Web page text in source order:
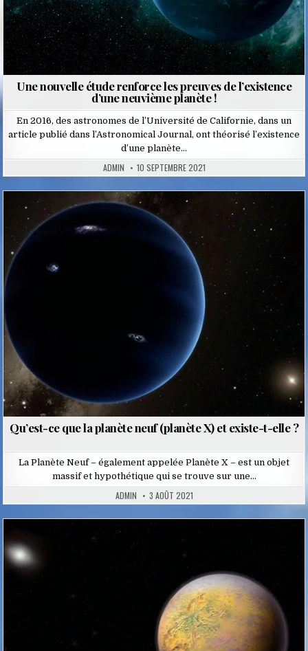
Une nouvelle étude renforce les preuves de l’existence
d’une neuvième planète !
En 2016, des astronomes de l’Université de Californie, dans un
article publié dans l’Astronomical Journal, ont théorisé l’existence
d’une planète…
ADMIN 10 SEPTEMBRE 2021
Posted
Qu’est-ce que la planète neuf (planète X) et existe-t-elle ?
La Planète Neuf – également appelée Planète X – est un objet
massif et hypothétique qui se trouve sur une…
ADMIN 3 AOÛT 2021